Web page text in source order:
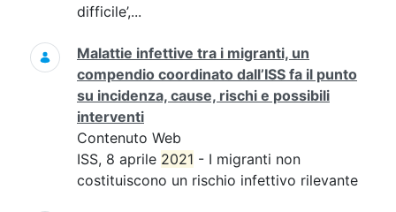
difficile’,...
Malattie infettive tra i migranti, un
compendio coordinato dall’ISS fa il punto
su incidenza, cause, rischi e possibili
interventi
Contenuto Web
ISS, 8 aprile 2021 - I migranti non
costituiscono un rischio infettivo rilevante